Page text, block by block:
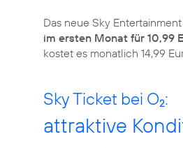
Das neue Sky
im ersten Monat für 10,99
kostet es monatlich 14,99
Sky Ticket bei O2:
attraktive